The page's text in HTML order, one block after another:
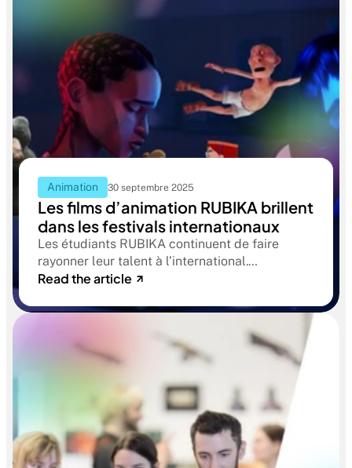
Animation 30 septembre 2025
Les films d’animation RUBIKA brillent
dans les festivals internationaux
Les étudiants RUBIKA continuent de faire
rayonner leur talent à l’international.
Ce mois-ci, leurs courts-métrages d’animation
monde, séduisant jurys et spectateurs.
Read the article